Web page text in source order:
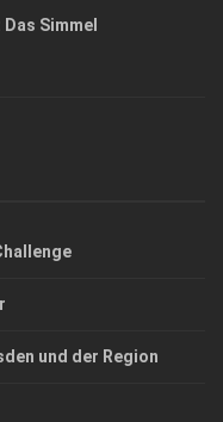
Simmel
und der Region